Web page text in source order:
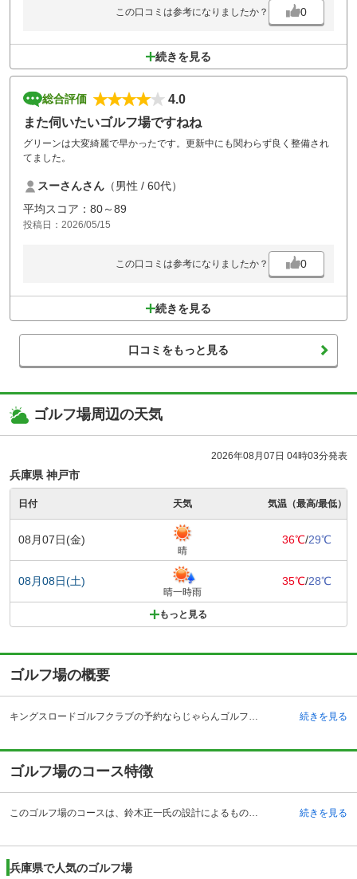
この口コミは参考になりましたか？ 0
続きを見る
総合評価
4.0
また伺いたいゴルフ場ですねね
グリーンは大変綺麗で早かったです。更新中にも関わらず良く整備され
てました。
スーさんさん （男性 / 60代）
平均スコア：80～89
投稿日：2026/05/15
この口コミは参考になりましたか？ 0
続きを見る
口コミをもっと見る
ゴルフ場周辺の天気
2026年08月07日 04時03分発表
兵庫県 神戸市
日付 天気 気温（最高/最低）
08月07日(金)
晴
36℃/29℃
08月08日(土)
晴一時雨
35℃/28℃
もっと見る
ゴルフ場の概要
キングスロードゴルフクラブの予約ならじゃらんゴルフ。カートの有無や利用税、キャンセル料、ナイター設備、駐車場などのコース情報はもちろん、口コミ、フォトギャラリーなどコースの難易度や攻略に役立つ情報充実、予約する度にポイントが貯まるのでお得にゴルフをお楽しみ頂けます。 キングスロードゴルフクラブは、兵庫県三木市吉川町にあり、中国自動車道吉川インターチェンジ、舞鶴若狭自動車道三田西インターチェンジから、それぞれ8分の場所に位置します。大阪や神戸方面からは約50分、京都方面からは約70分と、関西圏の方々には比較的身近に利用されているゴルフ場といってよいでしょう。またこちらのゴルフ場は、イギリスの伝統を重んじ、その地名を名づけることによって、ゴルフをハイグレードに楽しみたいという方に、気持ち良くプレーすることができる場所を提供しています。クラブハウスは、スコティッシュ地方の伝統を受け継いだ気品と風格を感じさせる造りとなっており、VIPルームやバスルームも広々としています。またキャディーやレストランのスタッフなど研修も徹底しています。 続きを見る
ゴルフ場のコース特徴
このゴルフ場のコースは、鈴木正一氏の設計によるもので、アウトとインの2コース、9ホールずつの合わせて18ホールとなっています。コースレイアウトは、三木北部の地形を生かした、なだらかな丘陵のコースで、アップダウンの高低差も約20メートルとなっており、点在する自然の池を利用したり、コースとの境も自然の林をそのまま使うなど、まさに自然と人の技が巧みに盛り込まれています。フェアウェイからは、グリーンのピンの根元が見えるように工夫されており、またゆったりとしたティーグラウンドも好評です。ハーフの9ホールの中にも、3ホールずつレベルの難しいものから簡単なものまで組み込まれ、バンカーや池なども点在しているので、初心者から上級者まで、戦略面でも楽しめるものとなっています。 続きを見る
兵庫県で人気のゴルフ場